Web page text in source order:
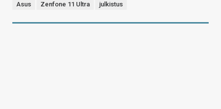
Asus Zenfone 11 Ultra julkistus